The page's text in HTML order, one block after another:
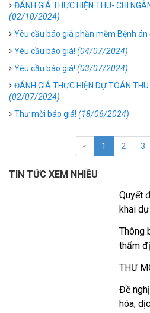
ĐÁNH GIÁ THỰC HIỆN THU- CHI
(02/10/2024)
Yêu cầu báo giá phần mềm Bệnh án
Yêu cầu báo giá! (04/07/2024)
Yêu cầu báo giá! (03/07/2024)
ĐÁNH GIÁ THỰC HIỆN DỰ TOÁN
(02/07/2024)
Thư mời báo giá! (18/06/2024)
« 1 2 3
TIN TỨC XEM NHIỀU
Quyết
khai
Thông
thẩm
THƯ
Đề
hóa,